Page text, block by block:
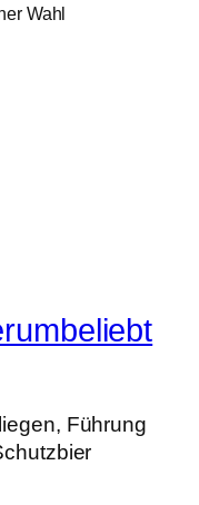
Wahl
Führung